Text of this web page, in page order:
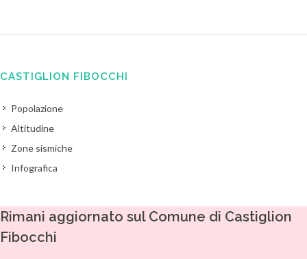
CASTIGLION FIBOCCHI
Popolazione
Altitudine
Zone sismiche
Infografica
Rimani aggiornato sul Comune di Castiglion
Fibocchi